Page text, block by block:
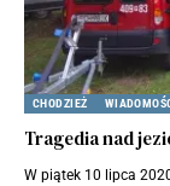
CHODZIEŻ
Tragedia nad
W piątek 10 lipca